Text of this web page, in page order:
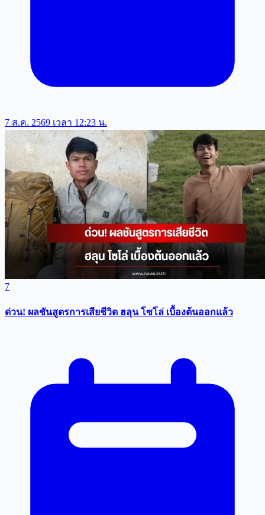
7 ส.ค. 2569 เวลา 12:23 น.
7
ด่วน! ผลชันสูตรการเสียชีวิต ฮลุน โซโล่ เบื้องต้นออกแล้ว